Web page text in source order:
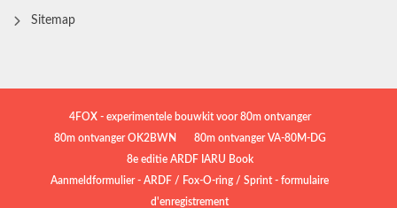
Sitemap
4FOX - experimentele bouwkit voor 80m ontvanger
80m ontvanger OK2BWN
80m ontvanger VA-80M-DG
8e editie ARDF IARU Book
Aanmeldformulier - ARDF / Fox-O-ring / Sprint - formulaire
d'enregistrement